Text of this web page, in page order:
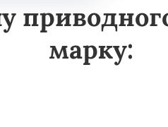
марку: